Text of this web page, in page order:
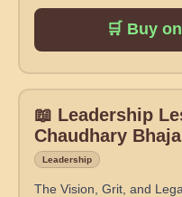
🛒 Buy
📖 Leadership
Chaudhary
Leadership
The Vision, Grit, and